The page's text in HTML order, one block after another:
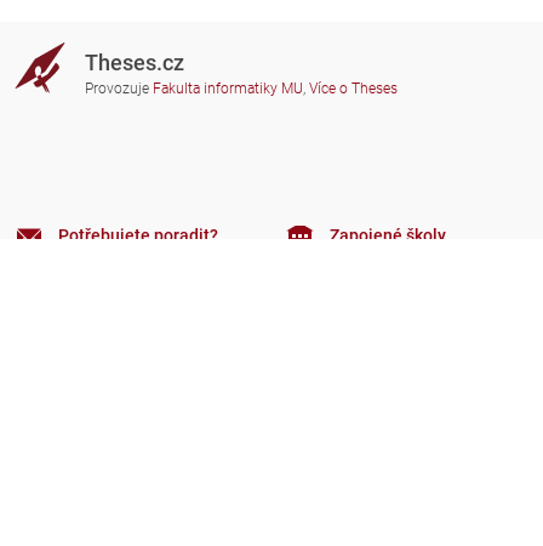
Theses.cz
Provozuje Fakulta informatiky MU, Více o Theses
Potřebujete poradit? Zapojené školy